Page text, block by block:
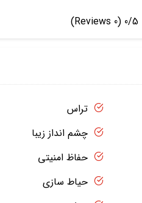
0/5
(0 Reviews)
تراس
چشم انداز زیبا
حفاظ امنیتی
حیاط سازی